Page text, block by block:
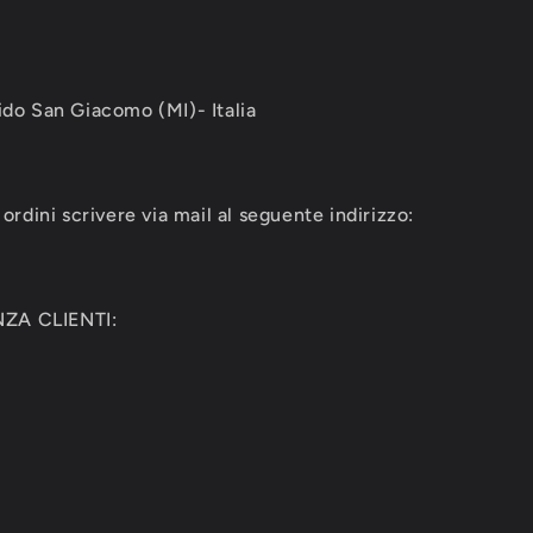
San Giacomo (MI)- Italia
scrivere via mail al seguente indirizzo:
CLIENTI: